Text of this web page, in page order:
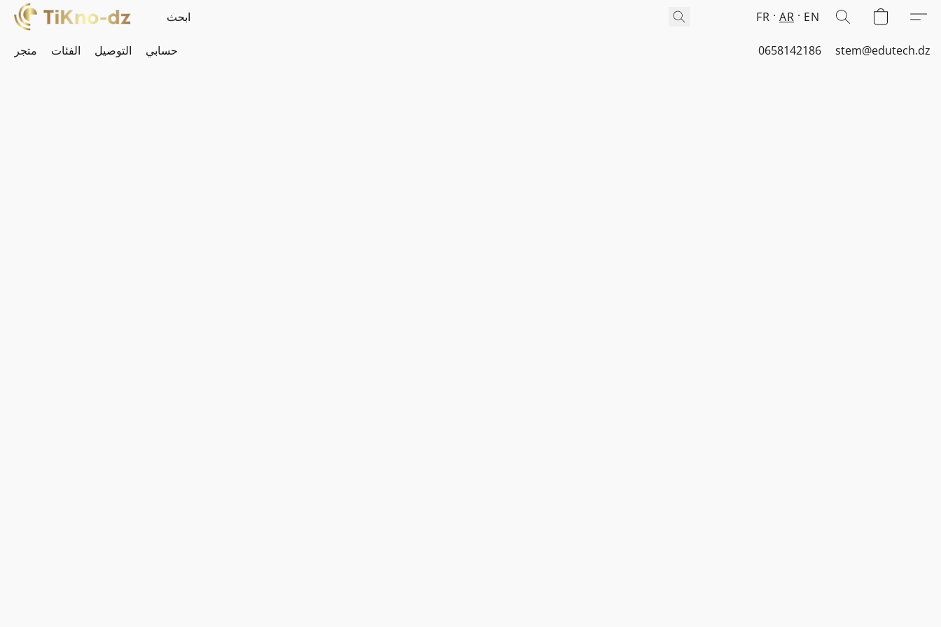
FR AR EN
متجر الفئات التوصيل حسابي 0658142186 stem@edutech.dz